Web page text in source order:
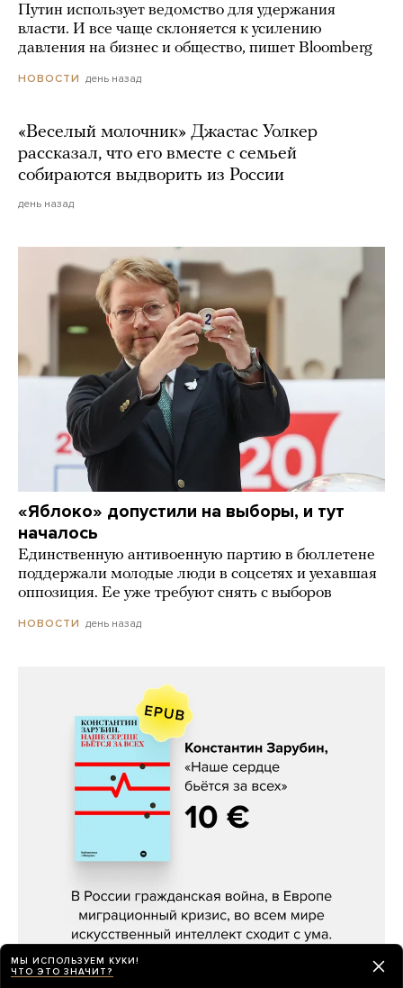
Путин использует ведомство для удержания
власти. И все чаще склоняется к усилению
давления на бизнес и общество, пишет Bloomberg
НОВОСТИ день назад
«Веселый молочник» Джастас Уолкер
рассказал, что его вместе с семьей
собираются выдворить из России
день назад
«Яблоко» допустили на выборы, и тут
началось
Единственную антивоенную партию в бюллетене
поддержали молодые люди в соцсетях и уехавшая
оппозиция. Ее уже требуют снять с выборов
НОВОСТИ день назад
Константин Зарубин, «Наше сердце
МЫ ИСПОЛЬЗУЕМ КУКИ!
ЧТО ЭТО ЗНАЧИТ?